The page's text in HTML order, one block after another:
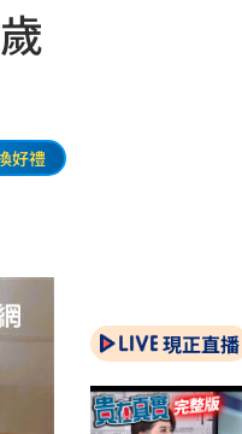
好禮
現正直播